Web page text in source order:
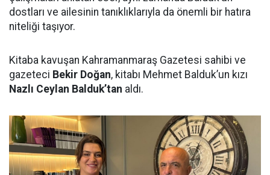
dostları ve ailesinin tanıklıklarıyla da önemli bir hatıra
niteliği taşıyor.
Kitaba kavuşan Kahramanmaraş Gazetesi sahibi ve
gazeteci Bekir Doğan, kitabı Mehmet Balduk’un kızı
Nazlı Ceylan Balduk’tan aldı.